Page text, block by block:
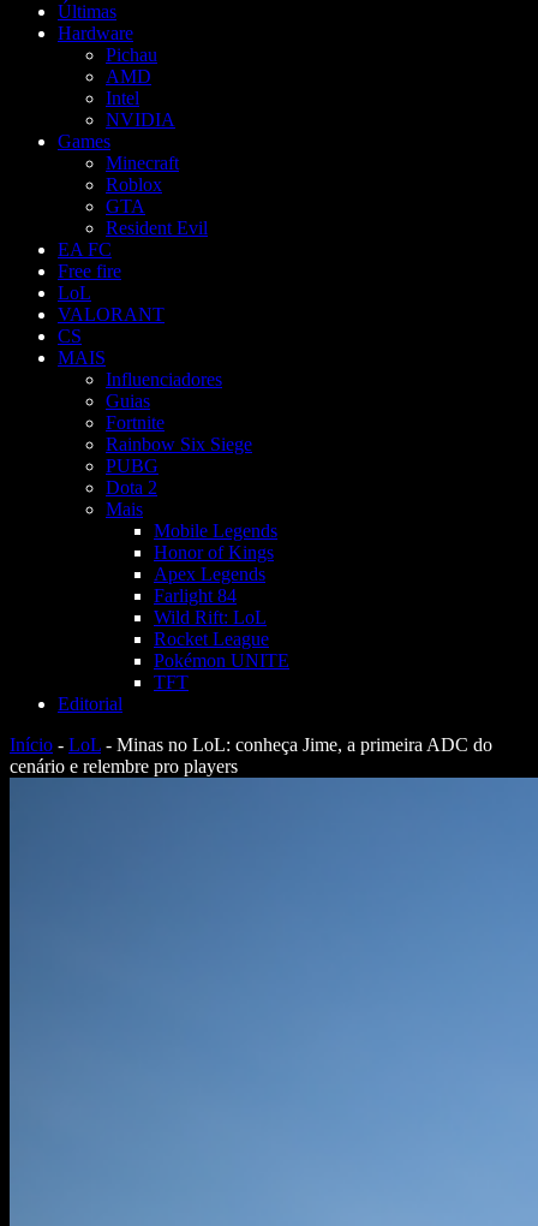
Últimas
Hardware
Pichau
AMD
Intel
NVIDIA
Games
Minecraft
Roblox
GTA
Resident Evil
EA FC
Free fire
LoL
VALORANT
CS
MAIS
Influenciadores
Guias
Fortnite
Rainbow Six Siege
PUBG
Dota 2
Mais
Mobile Legends
Honor of Kings
Apex Legends
Farlight 84
Wild Rift: LoL
Rocket League
Pokémon UNITE
TFT
Editorial
Início - LoL - Minas no LoL: conheça Jime, a primeira ADC do
cenário e relembre pro players